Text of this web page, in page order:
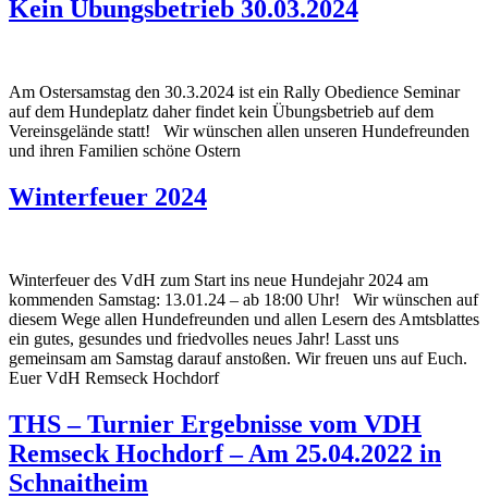
Kein Übungsbetrieb 30.03.2024
Am Ostersamstag den 30.3.2024 ist ein Rally Obedience Seminar
auf dem Hundeplatz daher findet kein Übungsbetrieb auf dem
Vereinsgelände statt! Wir wünschen allen unseren Hundefreunden
und ihren Familien schöne Ostern
Winterfeuer 2024
Winterfeuer des VdH zum Start ins neue Hundejahr 2024 am
kommenden Samstag: 13.01.24 – ab 18:00 Uhr! Wir wünschen auf
diesem Wege allen Hundefreunden und allen Lesern des Amtsblattes
ein gutes, gesundes und friedvolles neues Jahr! Lasst uns
gemeinsam am Samstag darauf anstoßen. Wir freuen uns auf Euch.
Euer VdH Remseck Hochdorf
THS – Turnier Ergebnisse vom VDH
Remseck Hochdorf – Am 25.04.2022 in
Schnaitheim